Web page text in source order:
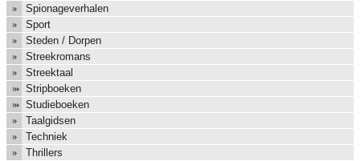
Spionageverhalen
Sport
Steden / Dorpen
Streekromans
Streektaal
Stripboeken
Studieboeken
Taalgidsen
Techniek
Thrillers